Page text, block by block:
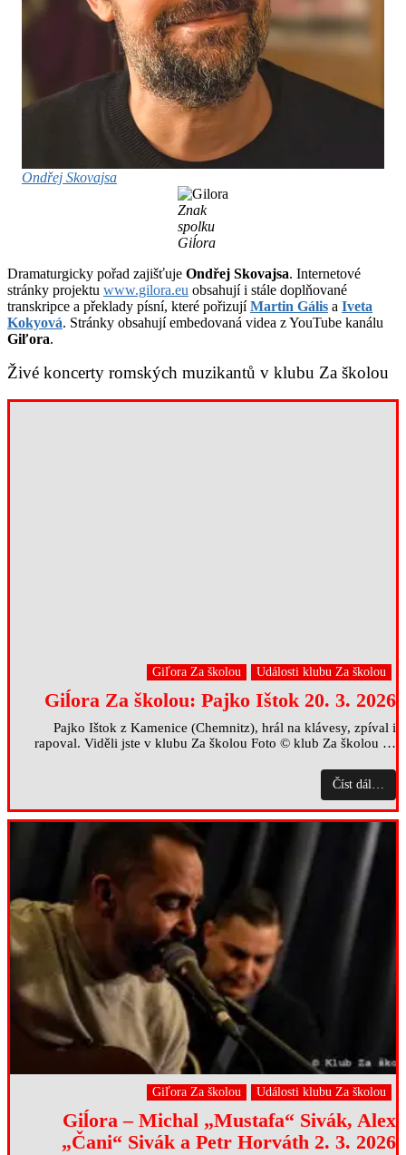
Ondřej Skovajsa
Znak
spolku
Giĺora
Dramaturgicky pořad zajišťuje Ondřej Skovajsa. Internetové
stránky projektu www.gilora.eu obsahují i stále doplňované
transkripce a překlady písní, které pořizujíMartin Gális a Iveta
Kokyová. Stránky obsahují embedovaná videa z YouTube kanálu
Giľora.
Živé koncerty romských muzikantů v klubu Za školou
Giľora Za školou Události klubu Za školou
Giĺora Za školou: Pajko Ištok 20. 3. 2026
Pajko Ištok z Kamenice (Chemnitz), hrál na klávesy, zpíval i
rapoval. Viděli jste v klubu Za školou Foto © klub Za školou …
Číst dál…
Giľora Za školou Události klubu Za školou
Giĺora – Michal „Mustafa“ Sivák, Alex
„Čani“ Sivák a Petr Horváth 2. 3. 2026